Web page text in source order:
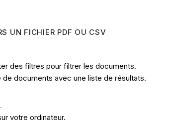
UN FICHIER PDF OU CSV
des filtres pour filtrer les documents.
documents avec une liste de résultats.
votre ordinateur.